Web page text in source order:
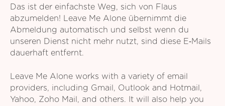
Das ist der einfachste Weg, sich von Flaus
abzumelden! Leave Me Alone übernimmt die
Abmeldung automatisch und selbst wenn du
unseren Dienst nicht mehr nutzt, sind diese E‑Mails
dauerhaft entfernt.
Leave Me Alone works with a variety of email
providers, including Gmail, Outlook and Hotmail,
Yahoo, Zoho Mail, and others. It will also help you